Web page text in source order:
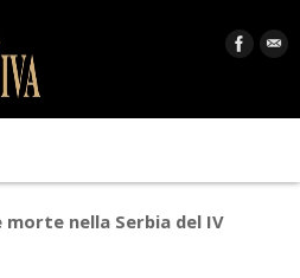
nella Serbia del IV